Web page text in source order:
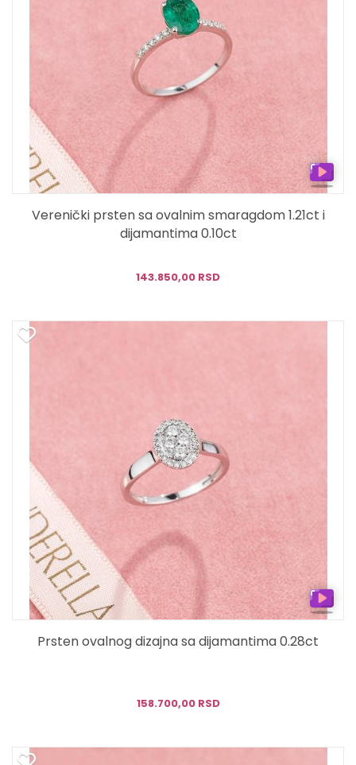
Verenički prsten sa ovalnim smaragdom 1.21ct i
dijamantima 0.10ct
143.850,00 RSD
Prsten ovalnog dizajna sa dijamantima 0.28ct
158.700,00 RSD